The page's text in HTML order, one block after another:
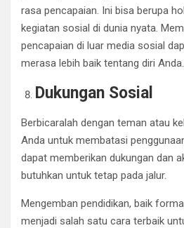
rasa pencapaian. Ini bisa berupa
kegiatan sosial di dunia nyata.
pencapaian di luar media sosial
merasa lebih baik tentang diri Anda.
Dukungan Sosial
Berbicaralah dengan teman atau
Anda untuk membatasi
dapat memberikan dukungan dan
butuhkan untuk tetap pada jalur.
Mengemban pendidikan, baik
menjadi salah satu cara terbaik